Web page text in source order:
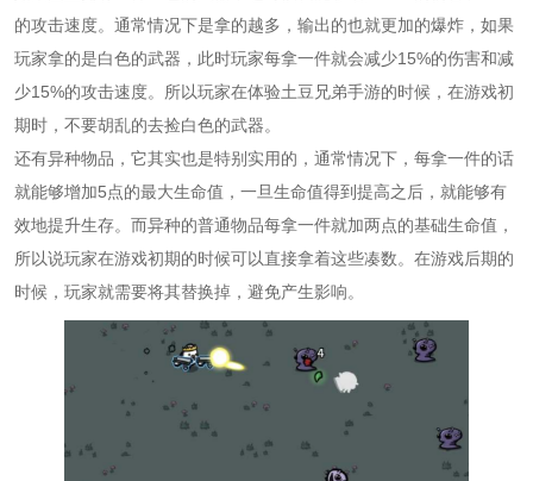
的攻击速度。通常情况下是拿的越多，输出的也就更加的爆炸，如果
玩家拿的是白色的武器，此时玩家每拿一件就会减少15%的伤害和减
少15%的攻击速度。所以玩家在体验土豆兄弟手游的时候，在游戏初
期时，不要胡乱的去捡白色的武器。
还有异种物品，它其实也是特别实用的，通常情况下，每拿一件的话
就能够增加5点的最大生命值，一旦生命值得到提高之后，就能够有
效地提升生存。而异种的普通物品每拿一件就加两点的基础生命值，
所以说玩家在游戏初期的时候可以直接拿着这些凑数。在游戏后期的
时候，玩家就需要将其替换掉，避免产生影响。